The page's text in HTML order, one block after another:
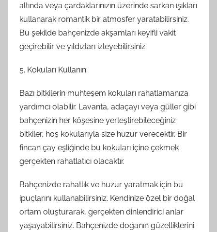
altında veya çardaklarınızın üzerinde sarkan ışıkları
kullanarak romantik bir atmosfer yaratabilirsiniz.
Bu şekilde bahçenizde akşamları keyifli vakit
geçirebilir ve yıldızları izleyebilirsiniz.
5. Kokuları Kullanın:
Bazı bitkilerin muhteşem kokuları rahatlamanıza
yardımcı olabilir. Lavanta, adaçayı veya güller gibi
bahçenizin her köşesine yerleştirebileceğiniz
bitkiler, hoş kokularıyla size huzur verecektir. Bir
fincan çay eşliğinde bu kokuları içine çekmek
gerçekten rahatlatıcı olacaktır.
Bahçenizde rahatlık ve huzur yaratmak için bu
ipuçlarını kullanabilirsiniz. Kendinize özel bir doğal
ortam oluşturarak, gerçekten dinlendirici anlar
yaşayabilirsiniz. Bahçenizde doğanın güzelliklerini